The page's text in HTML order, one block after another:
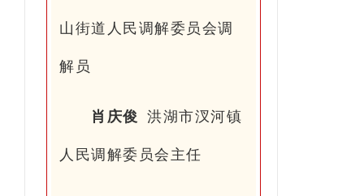
山街道人民调解委员会调
解员
肖庆俊 洪湖市汊河镇
人民调解委员会主任